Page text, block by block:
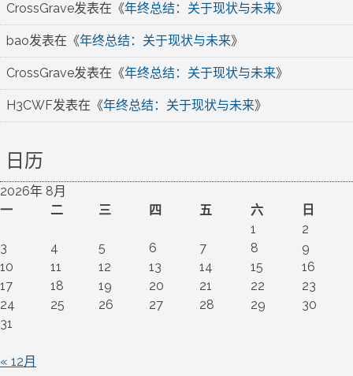
CrossGrave发表在《年终总结：关于现状与未来》
bao发表在《年终总结：关于现状与未来》
CrossGrave发表在《年终总结：关于现状与未来》
H3CWF发表在《年终总结：关于现状与未来》
日历
2026年 8月
一
二 三 四 五 六
日
1
2
3
4 5 6 7 8
9
10
11 12 13 14 15
16
17
18 19 20 21 22
23
24
25 26 27 28 29
30
31
« 12月